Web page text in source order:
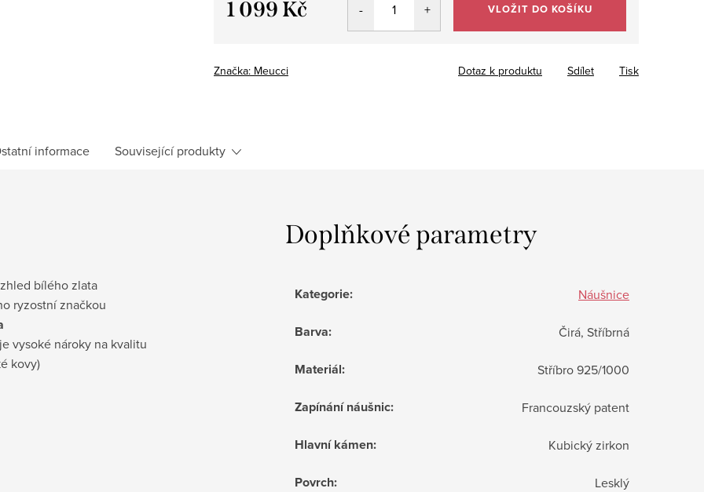
1 099 Kč VLOŽIT DO KOŠÍKU
Značka: Meucci Tisk
Dotaz k produktu Sdílet
informace Související produkty
bílého zlata
ryzostní značkou
vysoké nároky na kvalitu
kovy)
Doplňkové parametry
Kategorie: Náušnice
Barva: Čirá, Stříbrná
Materiál: Stříbro 925/1000
Zapínání náušnic: Francouzský patent
Hlavní kámen: Kubický zirkon
Povrch: Lesklý